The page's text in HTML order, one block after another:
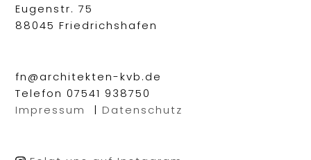
Eugenstr. 75
88045 Friedrichshafen
fn@architekten-kvb.de
Telefon 07541 938750
Impressum
| Datenschutz